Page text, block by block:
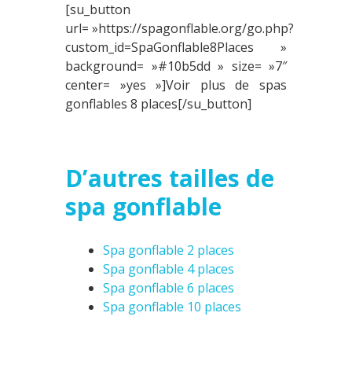
[su_button
url= »https://spagonflable.org/go.php?
custom_id=SpaGonflable8Places »
background= »#10b5dd » size= »7″
center= »yes »]Voir plus de spas
gonflables 8 places[/su_button]
D’autres tailles de
spa gonflable
Spa gonflable 2 places
Spa gonflable 4 places
Spa gonflable 6 places
Spa gonflable 10 places